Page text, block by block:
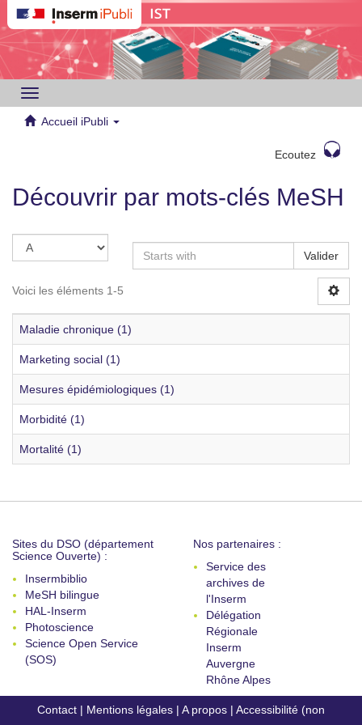
Toggle
navigation
Accueil iPubli
Ecoutez
Découvrir par mots-clés MeSH
Valider
Voici les éléments 1-5
Maladie chronique (1)
Marketing social (1)
Mesures épidémiologiques (1)
Morbidité (1)
Mortalité (1)
Sites du DSO (département
Science Ouverte) :
Insermbiblio
MeSH bilingue
HAL-Inserm
Photoscience
Science Open Service
(SOS)
Nos partenaires :
Service des
archives de
l'Inserm
Délégation
Régionale
Inserm
Auvergne
Rhône Alpes
Contact | Mentions légales | A propos | Accessibilité (non